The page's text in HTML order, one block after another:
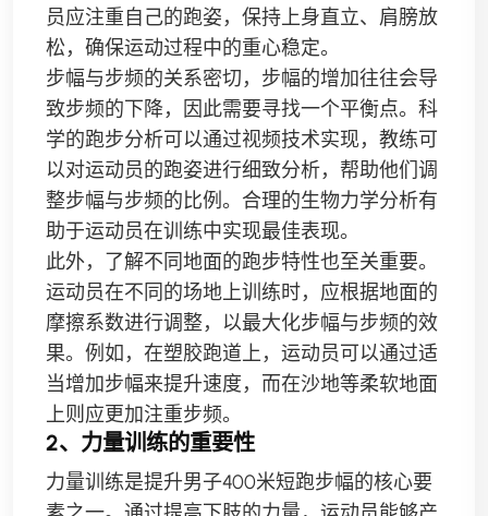
员应注重自己的跑姿，保持上身直立、肩膀放
松，确保运动过程中的重心稳定。
步幅与步频的关系密切，步幅的增加往往会导
致步频的下降，因此需要寻找一个平衡点。科
学的跑步分析可以通过视频技术实现，教练可
以对运动员的跑姿进行细致分析，帮助他们调
整步幅与步频的比例。合理的生物力学分析有
助于运动员在训练中实现最佳表现。
此外，了解不同地面的跑步特性也至关重要。
运动员在不同的场地上训练时，应根据地面的
摩擦系数进行调整，以最大化步幅与步频的效
果。例如，在塑胶跑道上，运动员可以通过适
当增加步幅来提升速度，而在沙地等柔软地面
上则应更加注重步频。
2、力量训练的重要性
力量训练是提升男子400米短跑步幅的核心要